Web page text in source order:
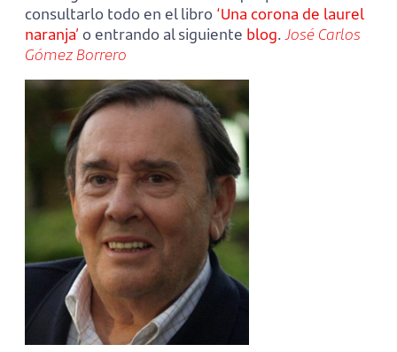
consultarlo todo en el libro ‘Una corona de laurel
naranja’ o entrando al siguiente blog.José Carlos
Gómez Borrero